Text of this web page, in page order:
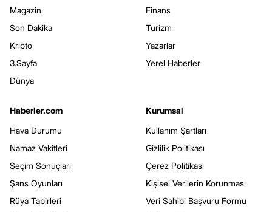
Magazin
Son Dakika
Kripto
3.Sayfa
Dünya
Finans
Turizm
Yazarlar
Yerel Haberler
Haberler.com
Hava Durumu
Namaz Vakitleri
Seçim Sonuçları
Şans Oyunları
Rüya Tabirleri
Kurumsal
Kullanım Şartları
Gizlilik Politikası
Çerez Politikası
Kişisel Verilerin Korunması
Veri Sahibi Başvuru Formu